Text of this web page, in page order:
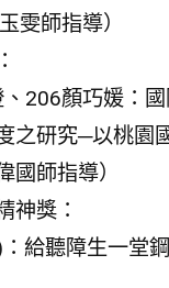
雯師指導）
206顏巧媛：
之研究─以桃園
國師指導）
神獎：
給聽障生一堂